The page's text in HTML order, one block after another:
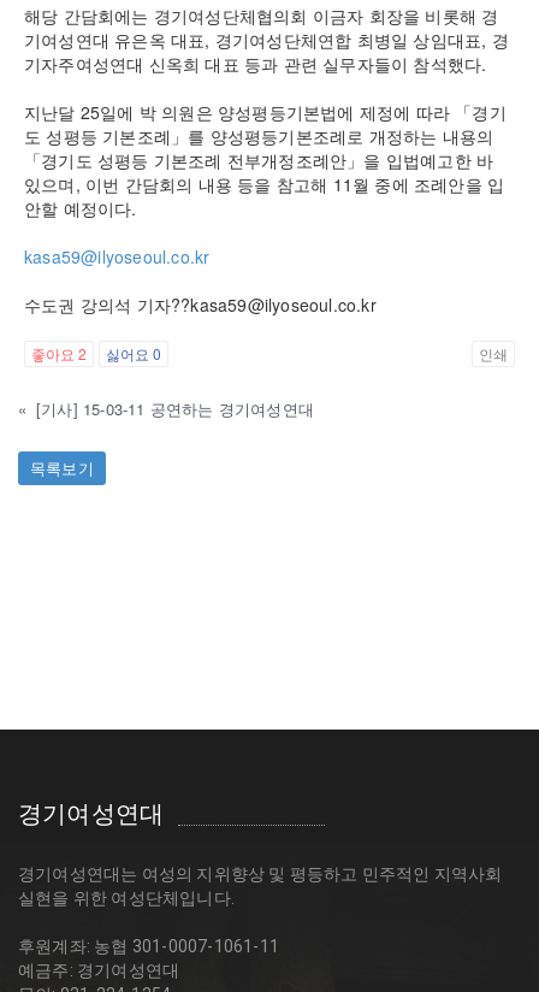
해당 간담회에는 경기여성단체협의회 이금자 회장을 비롯해 경
기여성연대 유은옥 대표, 경기여성단체연합 최병일 상임대표, 경
기자주여성연대 신옥희 대표 등과 관련 실무자들이 참석했다.
지난달 25일에 박 의원은 양성평등기본법에 제정에 따라 「경기
도 성평등 기본조례」를 양성평등기본조례로 개정하는 내용의
「경기도 성평등 기본조례 전부개정조례안」을 입법예고한 바
있으며, 이번 간담회의 내용 등을 참고해 11월 중에 조례안을 입
안할 예정이다.
kasa59@ilyoseoul.co.kr
수도권 강의석 기자??kasa59@ilyoseoul.co.kr
좋아요 2 싫어요0 인쇄
« [기사] 15-03-11 공연하는 경기여성연대
목록보기
경기여성연대
경기여성연대는 여성의 지위향상 및 평등하고 민주적인 지역사회
실현을 위한 여성단체입니다.
후원계좌: 농협 301-0007-1061-11
예금주: 경기여성연대